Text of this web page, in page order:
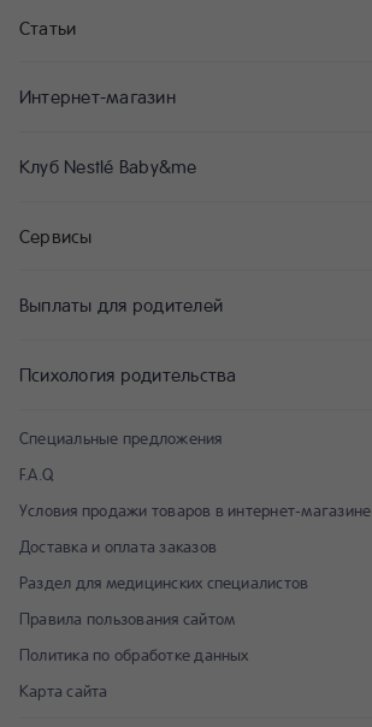
Статьи
Специальные предложения
F.A.Q
Условия продажи товаров в интернет-магазине
Доставка и оплата заказов
Раздел для медицинских специалистов
Правила пользования сайтом
Политика по обработке данных
Карта сайта
Интернет-магазин
Клуб Nestlé Baby&me
Сервисы
Выплаты для родителей
Психология родительства